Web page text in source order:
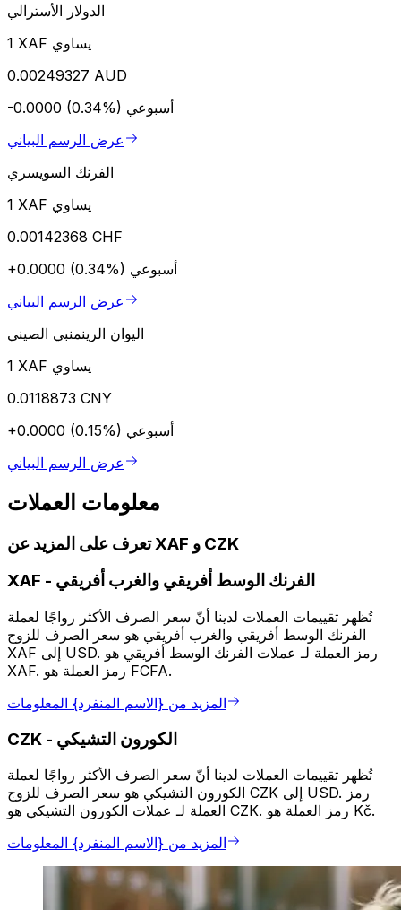
الدولار الأسترالي
1 XAF يساوي
0.00249327 AUD
-0.0000 (0.34%) أسبوعي
عرض الرسم البياني
الفرنك السويسري
1 XAF يساوي
0.00142368 CHF
+0.0000 (0.34%) أسبوعي
عرض الرسم البياني
اليوان الرينمنبي الصيني
1 XAF يساوي
0.0118873 CNY
+0.0000 (0.15%) أسبوعي
عرض الرسم البياني
معلومات العملات
تعرف على المزيد عن XAF و CZK
XAF - الفرنك الوسط أفريقي والغرب أفريقي
تُظهر تقييمات العملات لدينا أنّ سعر الصرف الأكثر رواجًا لعملة
الفرنك الوسط أفريقي والغرب أفريقي هو سعر الصرف للزوج
XAF إلى USD. رمز العملة لـ عملات الفرنك الوسط أفريقي هو
XAF. رمز العملة هو FCFA.
المزيد من {الاسم المنفرد} المعلومات
CZK - الكورون التشيكي
تُظهر تقييمات العملات لدينا أنّ سعر الصرف الأكثر رواجًا لعملة
الكورون التشيكي هو سعر الصرف للزوج CZK إلى USD. رمز
العملة لـ عملات الكورون التشيكي هو CZK. رمز العملة هو Kč.
المزيد من {الاسم المنفرد} المعلومات